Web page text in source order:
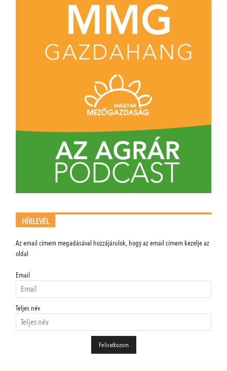
HÍRLEVÉL
Az email címem megadásával hozzájárulok, hogy az email címem kezelje az
oldal.
Email
Teljes név